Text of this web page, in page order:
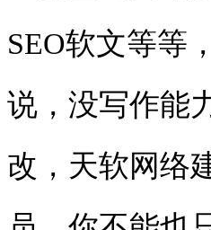
SEO软文等等
说，没写作能
改， 天软网络